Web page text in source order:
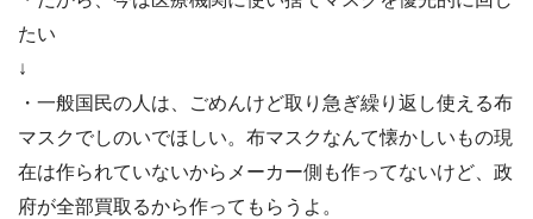
たい
↓
・一般国民の人は、ごめんけど取り急ぎ繰り返し使える布
マスクでしのいでほしい。布マスクなんて懐かしいもの現
在は作られていないからメーカー側も作ってないけど、政
府が全部買取るから作ってもらうよ。